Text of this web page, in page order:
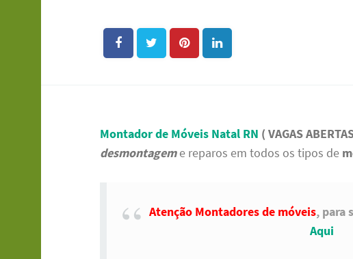
Montador de Móveis Natal RN ( VAGAS
desmontagem e reparos em todos os tipos de
Atenção Montadores de móveis, para
Aqui